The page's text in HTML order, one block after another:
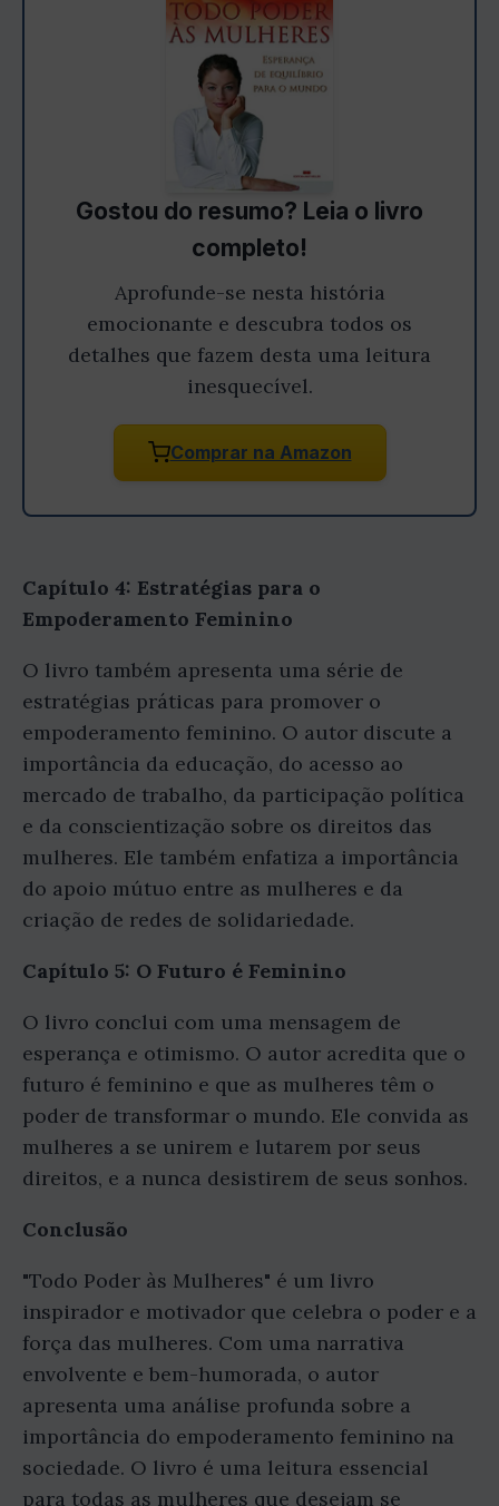
Gostou do resumo? Leia o livro
completo!
Aprofunde-se nesta história
emocionante e descubra todos os
detalhes que fazem desta uma leitura
inesquecível.
Comprar na Amazon
Capítulo 4: Estratégias para o
Empoderamento Feminino
O livro também apresenta uma série de
estratégias práticas para promover o
empoderamento feminino. O autor discute a
importância da educação, do acesso ao
mercado de trabalho, da participação política
e da conscientização sobre os direitos das
mulheres. Ele também enfatiza a importância
do apoio mútuo entre as mulheres e da
criação de redes de solidariedade.
Capítulo 5: O Futuro é Feminino
O livro conclui com uma mensagem de
esperança e otimismo. O autor acredita que o
futuro é feminino e que as mulheres têm o
poder de transformar o mundo. Ele convida as
mulheres a se unirem e lutarem por seus
direitos, e a nunca desistirem de seus sonhos.
Conclusão
"Todo Poder às Mulheres" é um livro
inspirador e motivador que celebra o poder e a
força das mulheres. Com uma narrativa
envolvente e bem-humorada, o autor
apresenta uma análise profunda sobre a
importância do empoderamento feminino na
sociedade. O livro é uma leitura essencial
para todas as mulheres que desejam se